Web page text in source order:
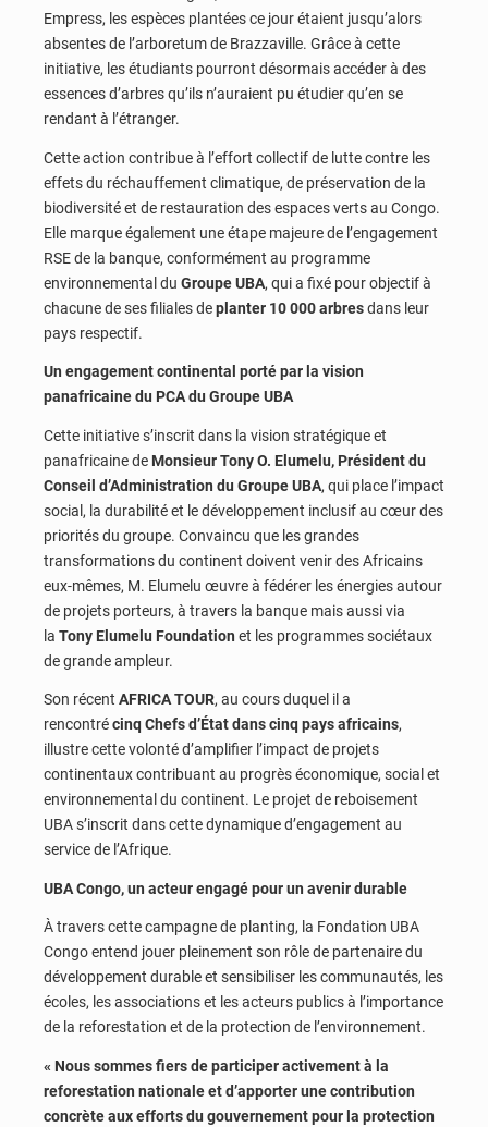
Empress, les espèces plantées ce jour étaient jusqu’alors
absentes de l’arboretum de Brazzaville. Grâce à cette
initiative, les étudiants pourront désormais accéder à des
essences d’arbres qu’ils n’auraient pu étudier qu’en se
rendant à l’étranger.
Cette action contribue à l’effort collectif de lutte contre les
effets du réchauffement climatique, de préservation de la
biodiversité et de restauration des espaces verts au Congo.
Elle marque également une étape majeure de l’engagement
RSE de la banque, conformément au programme
environnemental du Groupe UBA, qui a fixé pour objectif à
chacune de ses filiales deplanter 10 000 arbresdans leur
pays respectif.
Un engagement continental porté par la vision
panafricaine du PCA du Groupe UBA
Cette initiative s’inscrit dans la vision stratégique et
panafricaine de Monsieur Tony O. Elumelu, Président du
Conseil d’Administration du Groupe UBA, qui place l’impact
social, la durabilité et le développement inclusif au cœur des
priorités du groupe. Convaincu que les grandes
transformations du continent doivent venir des Africains
eux-mêmes, M. Elumelu œuvre à fédérer les énergies autour
de projets porteurs, à travers la banque mais aussi via
la Tony Elumelu Foundation et les programmes sociétaux
de grande ampleur.
Son récent AFRICA TOUR, au cours duquel il a
rencontrécinq Chefs d’État dans cinq pays africains,
illustre cette volonté d’amplifier l’impact de projets
continentaux contribuant au progrès économique, social et
environnemental du continent. Le projet de reboisement
UBA s’inscrit dans cette dynamique d’engagement au
service de l’Afrique.
UBA Congo, un acteur engagé pour un avenir durable
À travers cette campagne de planting, la Fondation UBA
Congo entend jouer pleinement son rôle de partenaire du
développement durable et sensibiliser les communautés, les
écoles, les associations et les acteurs publics à l’importance
de la reforestation et de la protection de l’environnement.
« Nous sommes fiers de participer activement à la
reforestation nationale et d’apporter une contribution
concrète aux efforts du gouvernement pour la protection